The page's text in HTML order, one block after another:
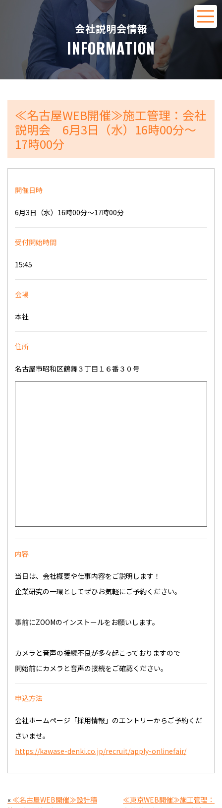
会社説明会情報
INFORMATION
≪名古屋WEB開催≫施工管理：会社
説明会 6月3日（水）16時00分～
17時00分
開催日時
6月3日（水）16時00分～17時00分
受付開始時間
15:45
会場
本社
住所
名古屋市昭和区鶴舞３丁目１６番３０号
内容
当日は、会社概要や仕事内容をご説明します！
企業研究の一環としてぜひお気軽にご予約ください。
事前にZOOMのインストールをお願いします。
カメラと音声の接続不良が多々起こっておりますので
開始前にカメラと音声の接続をご確認ください。
申込方法
会社ホームページ「採用情報」のエントリーからご予約くだ
さいませ。
https://kawase-denki.co.jp/recruit/apply-onlinefair/
« ≪名古屋WEB開催≫設計積
≪東京WEB開催≫施工管理：